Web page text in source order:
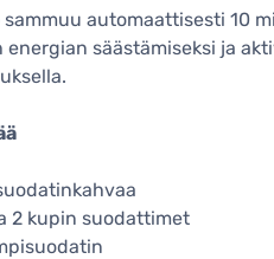
sammuu automaattisesti 10
energian säästämiseksi ja
2 kupin suodattimet